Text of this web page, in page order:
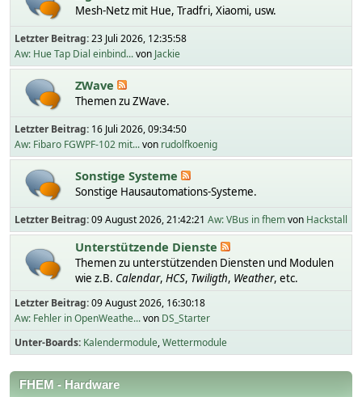
Mesh-Netz mit Hue, Tradfri, Xiaomi, usw.
Letzter Beitrag:23 Juli 2026, 12:35:58
Aw: Hue Tap Dial einbind...von Jackie
ZWave
Themen zu ZWave.
Letzter Beitrag: 16 Juli 2026, 09:34:50
Aw: Fibaro FGWPF-102 mit...von rudolfkoenig
Sonstige Systeme
Sonstige Hausautomations-Systeme.
Letzter Beitrag:09 August 2026, 21:42:21 Aw: VBus in fhemvon Hackstall
Unterstützende Dienste
Themen zu unterstützenden Diensten und Modulen
wie z.B. Calendar, HCS, Twiligth, Weather, etc.
Letzter Beitrag:09 August 2026, 16:30:18
Aw: Fehler in OpenWeathe...von DS_Starter
Unter-Boards Kalendermodule Wettermodule
FHEM - Hardware